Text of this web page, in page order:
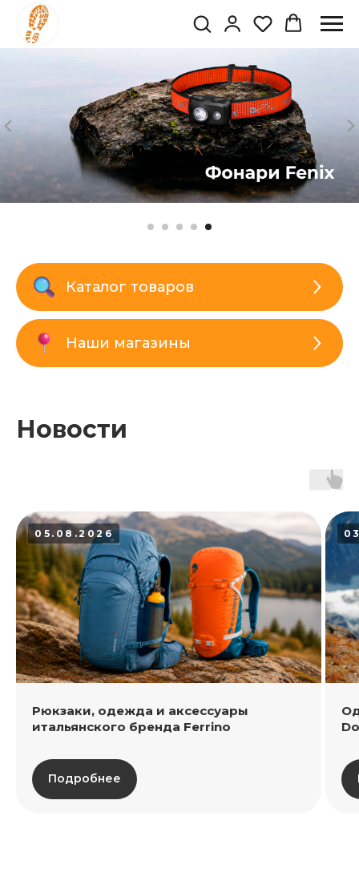
Каталог товаров
Наши магазины
Новости
05.08.2026
Рюкзаки, одежда и аксессуары
итальянского бренда Ferrino
Подробнее